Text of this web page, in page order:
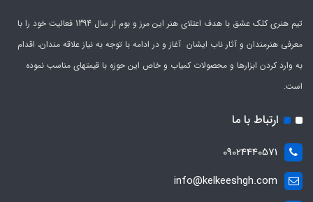
تیم هنری کلک عشق با هدف اعتلای هنر این مرز و بوم از سال 1394 فعالیت خود را با
معرفی هنرمندان و آثار ناب ایشان آغاز و در ادامه با توجه به نیاز علاقه مندان، اقدام
به وارد کردن ابزارها و محصولات کمیاب و خاص این حوزه با قیمتهای مناسب نموده
است.
ارتباط با ما
09024440571
info@kelkeeshgh.com